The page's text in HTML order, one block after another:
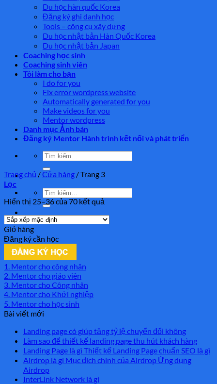
Du học hàn quốc Korea
Đăng ký ghi danh học
Tools – công cụ xây dựng
Du học nhật bản Hàn Quốc Korea
Du học nhật bản Japan
Coaching học sinh
Coaching sinh viên
Tôi làm cho bạn
I do for you
Fix error wordpress website
Automatically generated for you
Make videos for you
Mentor wordpress
Danh mục Ảnh bán
Đăng ký Mentor Hành trình kết nối và phát triển
Tìm
kiếm:
Tìm
kiếm:
Trang chủ /Cửa hàng /Trang 3
Lọc
Hiển thị 25–36 của 70 kết quả
Giỏ hàng
Đăng ký cần học
1. Mentor cho công nhân
2. Mentor cho giáo viên
3. Mentor cho Công nhân
4. Mentor cho Khởi nghiệp
5. Mentor cho học sinh
Bài viết mới
Landing page có giúp tăng tỷ lệ chuyển đổi không
Làm sao để thiết kế landing page thu hút khách hàng
Landing Page là gì Thiết kế Landing Page chuẩn SEO là gì
Airdrop là gì Mục đích chính của Airdrop Ứng dụng
Airdrop
InterLink Network là gì